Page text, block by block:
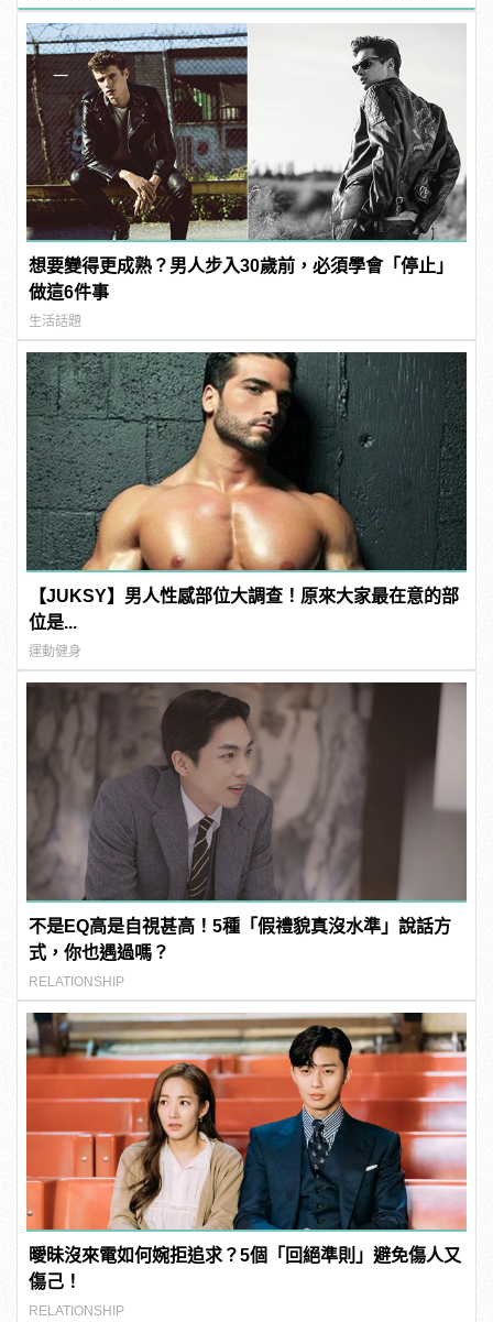
想要變得更成熟？男人步入30歲前，必須學會「停止」
做這6件事
生活話題
【JUKSY】男人性感部位大調查！原來大家最在意的部
位是...
運動健身
不是EQ高是自視甚高！5種「假禮貌真沒水準」說話方
式，你也遇過嗎？
RELATIONSHIP
曖昧沒來電如何婉拒追求？5個「回絕準則」避免傷人又
傷己！
RELATIONSHIP